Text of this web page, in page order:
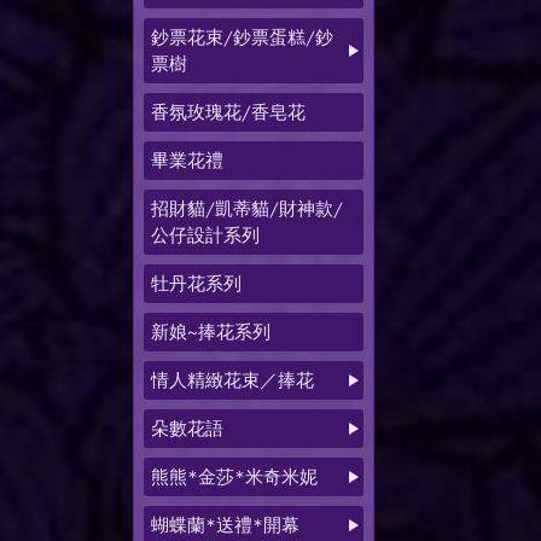
鈔票花束/鈔票蛋糕/鈔
票樹
香氛玫瑰花/香皂花
畢業花禮
招財貓/凱蒂貓/財神款/
公仔設計系列
牡丹花系列
新娘~捧花系列
情人精緻花束／捧花
朵數花語
熊熊*金莎*米奇米妮
蝴蝶蘭*送禮*開幕